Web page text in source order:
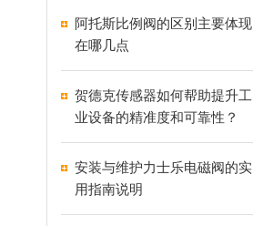
阿托斯比例阀的区别主要体现
在哪几点
贺德克传感器如何帮助提升工
业设备的精准度和可靠性？
安装与维护力士乐电磁阀的实
用指南说明